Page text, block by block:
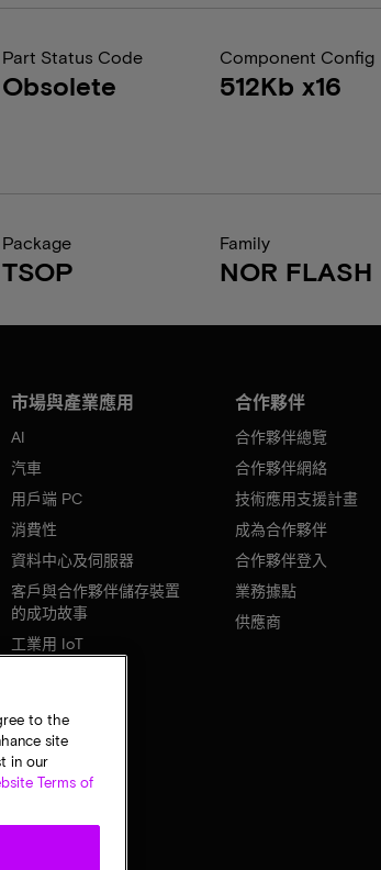
Part Status Code
Obsolete
Component Config
512Kb x16
Package
TSOP
Family
NOR FLASH
市場與產業應用
AI
汽車
用戶端 PC
消費性
資料中心及伺服器
客戶與合作夥伴儲存裝置
的成功故事
工業用 IoT
合作夥伴
合作夥伴總覽
合作夥伴網絡
技術應用支援計畫
成為合作夥伴
合作夥伴登入
業務據點
供應商
to the
site
in our
Terms of